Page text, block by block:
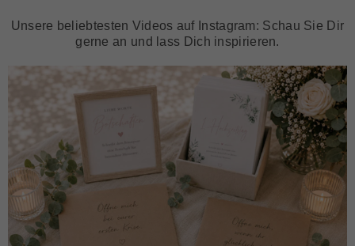
Unsere beliebtesten Videos auf Instagram: Schau Sie Dir
gerne an und lass Dich inspirieren.